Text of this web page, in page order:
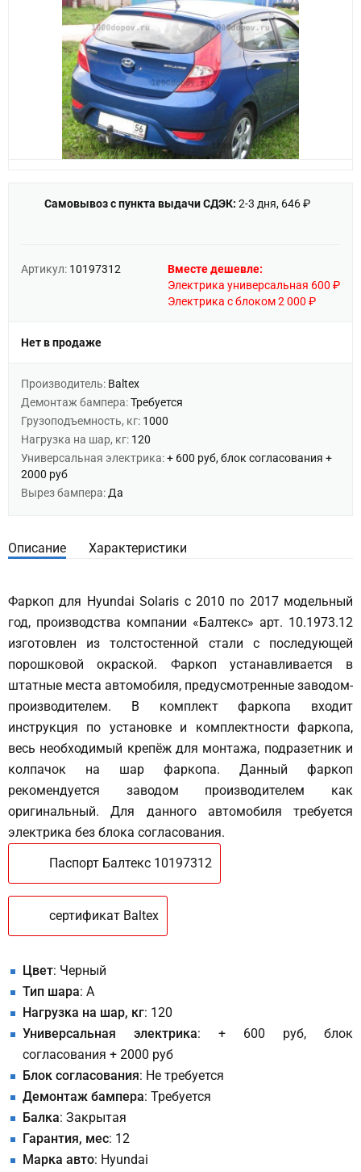
Самовывоз с пункта выдачи СДЭК: 2-3 дня, 646 ₽
Артикул: 10197312
Вместе дешевле:
Электрика универсальная 600 ₽
Электрика с блоком 2 000 ₽
Нет в продаже
Производитель: Baltex
Демонтаж бампера:Требуется
Грузоподъемность, кг: 1000
Нагрузка на шар, кг: 120
Универсальная электрика:+ 600 руб, блок согласования +
2000 руб
Вырез бампера: Да
Описание Характеристики
Фаркоп для Hyundai Solaris с 2010 по 2017 модельный
год, производства компании «Балтекс» арт. 10.1973.12
изготовлен из толстостенной стали с последующей
порошковой окраской. Фаркоп устанавливается в
штатные места автомобиля, предусмотренные заводом-
производителем. В комплект фаркопа входит
инструкция по установке и комплектности фаркопа,
весь необходимый крепёж для монтажа, подразетник и
колпачок на шар фаркопа. Данный фаркоп
рекомендуется заводом производителем как
оригинальный. Для данного автомобиля требуется
электрика без блока согласования.
Паспорт Балтекс 10197312
сертификат Baltex
Цвет: Черный
Тип шара: A
Нагрузка на шар, кг: 120
Универсальная электрика: + 600 руб, блок
согласования + 2000 руб
Блок согласования: Не требуется
Демонтаж бампера: Требуется
Балка: Закрытая
Гарантия, мес: 12
Марка авто: Hyundai